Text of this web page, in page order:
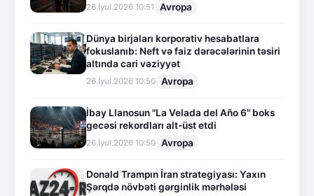
26.İyul.2026 10:51 Avropa
Dünya birjaları korporativ hesabatlara
fokuslanıb: Neft və faiz dərəcələrinin təsiri
altında cari vəziyyət
26.İyul.2026 10:50 Avropa
İbay Llanosun "La Velada del Año 6" boks
gecəsi rekordları alt-üst etdi
26.İyul.2026 10:50 Avropa
Donald Trampın İran strategiyası: Yaxın
Şərqdə növbəti gərginlik mərhələsi